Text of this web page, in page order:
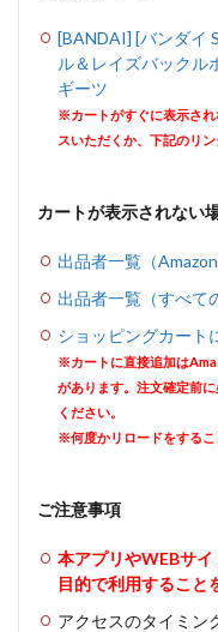
[BANDAI] [バンダイ
ル＆レイズバックル
ギーツ
※カートがすぐに表示さ
スいただくか、下記のリン
カートが表示されない
出品者一覧（
出品者一覧（すべて
ショッピングカート
※カートに直接追加は
があります。注文確定前
ください。
※何度かリロードをするこ
ご注意事項
本アプリやWEBサ
目的で利用すること
アクセスのタイミン